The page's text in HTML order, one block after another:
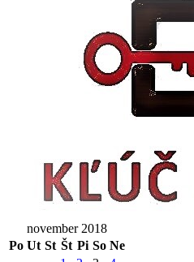
november 2018
Po Ut St Št Pi So Ne